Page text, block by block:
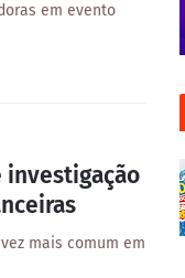
em evento
investigação
mais comum em